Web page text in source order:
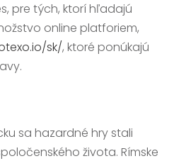
pre tých, ktorí hľadajú
online platforiem,
sk/, ktoré ponúkajú
sa hazardné hry stali
života. Rímske